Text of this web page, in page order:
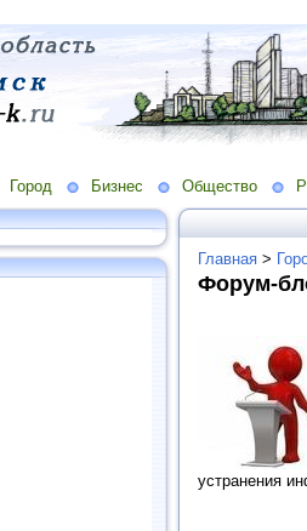
Город Бизнес Общество
Главная >
Форум-
устранения